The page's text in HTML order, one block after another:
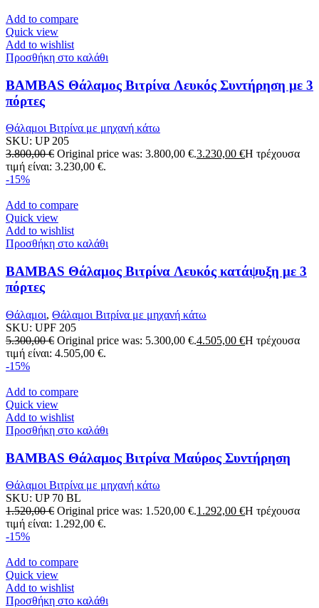
Add to compare
Quick view
Add to wishlist
Προσθήκη στο καλάθι
BAMBAS Θάλαμος Βιτρίνα Λευκός Συντήρηση με 3
πόρτες
Θάλαμοι Βιτρίνα με μηχανή κάτω
SKU: UP 205
3.800,00€ Original price was: 3.800,00 €.3.230,00 €Η τρέχουσα
τιμή είναι: 3.230,00 €.
-15%
Add to compare
Quick view
Add to wishlist
Προσθήκη στο καλάθι
BAMBAS Θάλαμος Βιτρίνα Λευκός κατάψυξη με 3
πόρτες
Θάλαμοι, Θάλαμοι Βιτρίνα με μηχανή κάτω
SKU: UPF 205
5.300,00€ Original price was: 5.300,00 €.4.505,00 €Η τρέχουσα
τιμή είναι: 4.505,00 €.
-15%
Add to compare
Quick view
Add to wishlist
Προσθήκη στο καλάθι
BAMBAS Θάλαμος Βιτρίνα Μαύρος Συντήρηση
Θάλαμοι Βιτρίνα με μηχανή κάτω
SKU: UP 70 BL
1.520,00€ Original price was: 1.520,00 €.1.292,00 €Η τρέχουσα
τιμή είναι: 1.292,00 €.
-15%
Add to compare
Quick view
Add to wishlist
Προσθήκη στο καλάθι